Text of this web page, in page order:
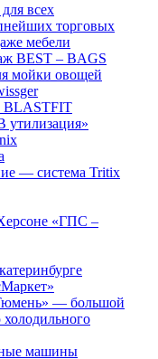
всех
торговых
мебели
BEST – BAGS
мойки овощей
BLASTFIT
— система Tritix
«ГПС –
— большой
холодильного
машины